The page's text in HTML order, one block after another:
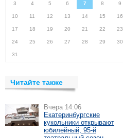
3 4 5 6 7 8 9
10 11 12 13 14 15 16
17 18 19 20 21 22 23
24 25 26 27 28 29 30
31
Читайте также
Вчера 14:06
Екатеринбургские
кукольники открывают
юбилейный, 95-й